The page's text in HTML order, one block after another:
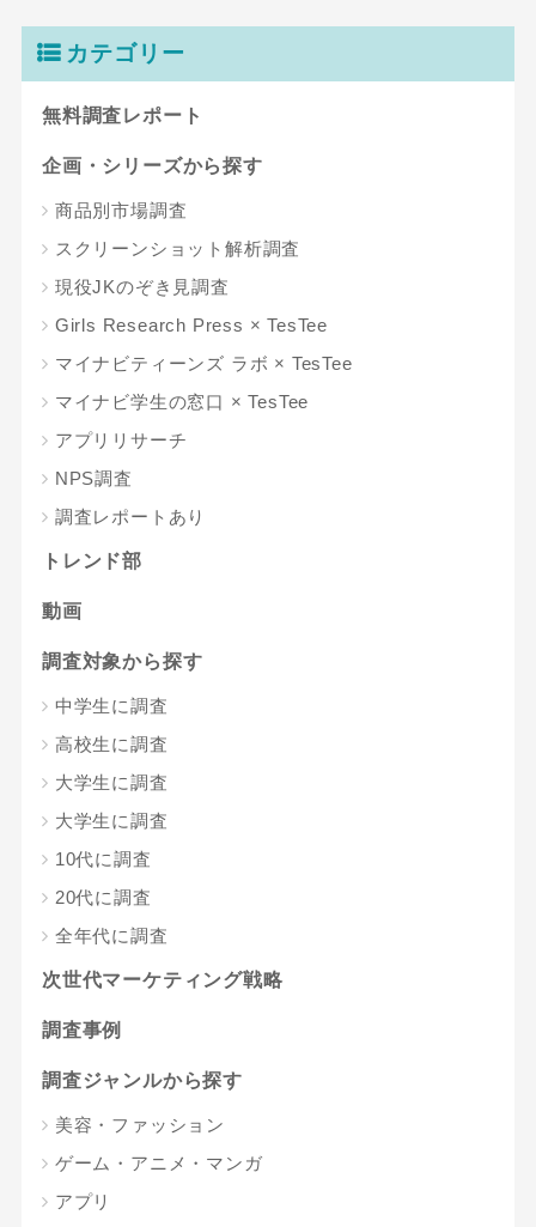
カテゴリー
無料調査レポート
企画・シリーズから探す
商品別市場調査
スクリーンショット解析調査
現役JKのぞき見調査
Girls Research Press × TesTee
マイナビティーンズ ラボ × TesTee
マイナビ学生の窓口 × TesTee
アプリリサーチ
NPS調査
調査レポートあり
トレンド部
動画
調査対象から探す
中学生に調査
高校生に調査
大学生に調査
大学生に調査
10代に調査
20代に調査
全年代に調査
次世代マーケティング戦略
調査事例
調査ジャンルから探す
美容・ファッション
ゲーム・アニメ・マンガ
アプリ